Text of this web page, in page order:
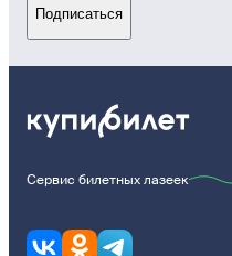
Подписаться
Сервис билетных лазеек